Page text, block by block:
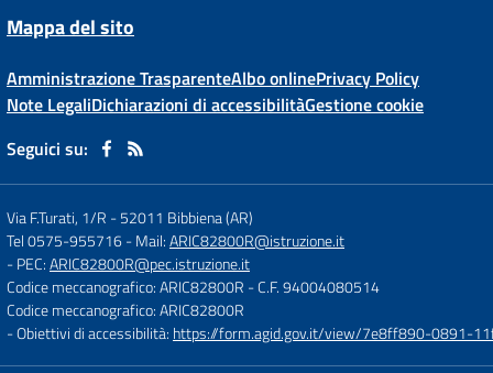
Mappa del sito
Amministrazione TrasparenteAlbo onlinePrivacy Policy
Note LegaliDichiarazioni di accessibilitàGestione cookie
Seguici su:
Via F.Turati, 1/R -52011 Bibbiena (AR)
Tel 0575-955716- Mail:ARIC82800R@istruzione.it
- PEC:ARIC82800R@pec.istruzione.it
Codice meccanografico: ARIC82800R - C.F. 94004080514
Codice meccanografico: ARIC82800R
- Obiettivi di accessibilità: https://form.agid.gov.it/view/7e8ff890-0891-